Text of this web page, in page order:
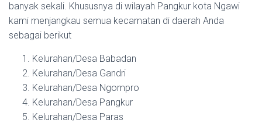
banyak sekali. Khususnya di wilayah Pangkur kota Ngawi
kami menjangkau semua kecamatan di daerah Anda
sebagai berikut
Kelurahan/Desa Babadan
Kelurahan/Desa Gandri
Kelurahan/Desa Ngompro
Kelurahan/Desa Pangkur
Kelurahan/Desa Paras